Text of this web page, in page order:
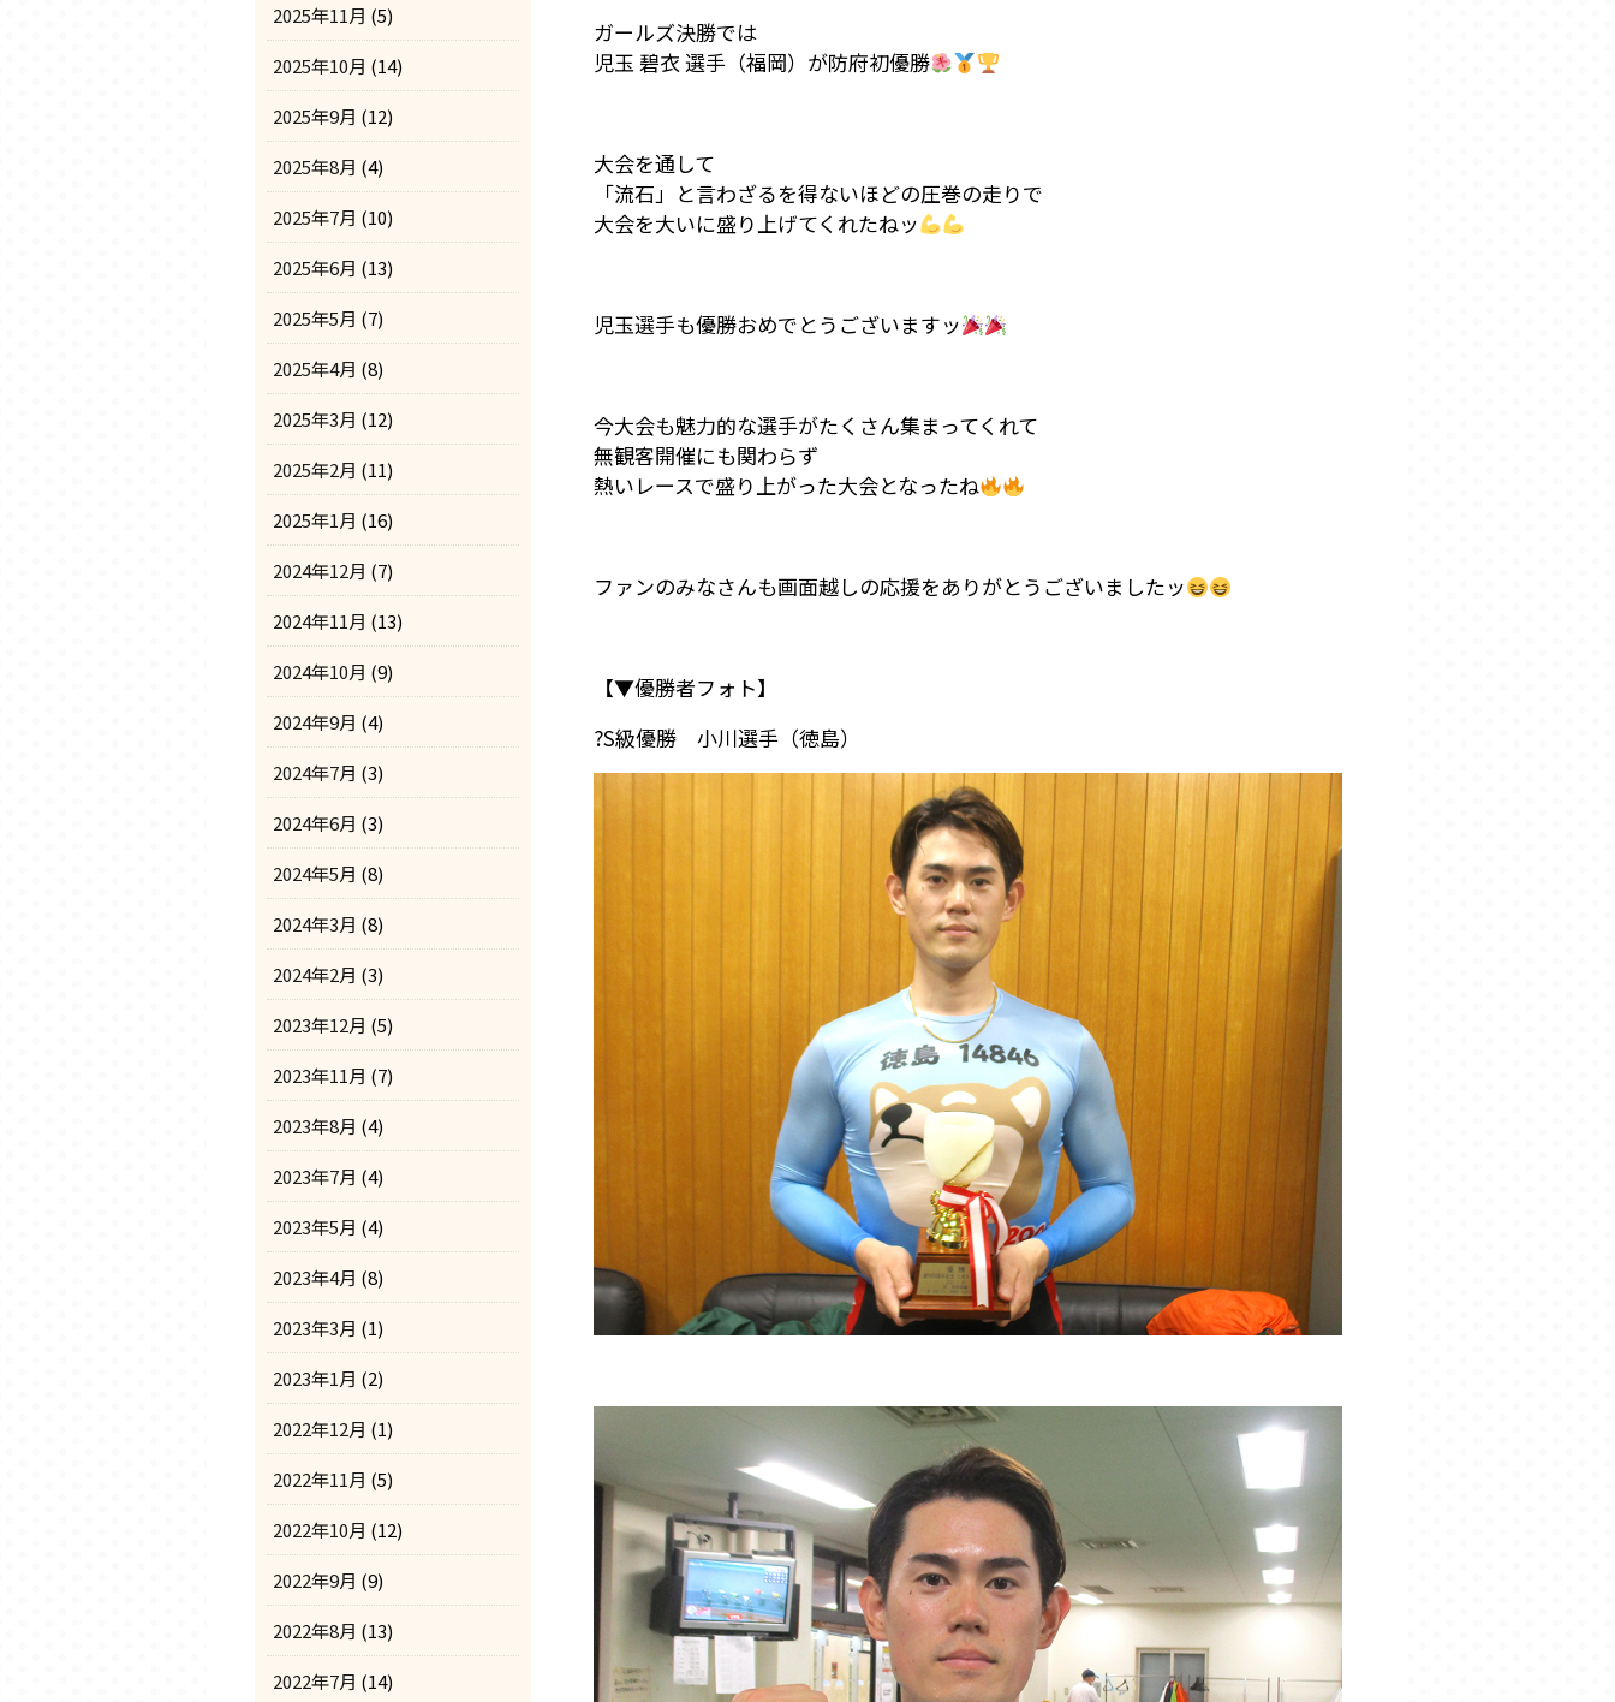
2025年11月 (5)
2025年10月 (14)
2025年9月 (12)
2025年8月 (4)
2025年7月 (10)
2025年6月 (13)
2025年5月 (7)
2025年4月 (8)
2025年3月 (12)
2025年2月 (11)
2025年1月 (16)
2024年12月 (7)
2024年11月 (13)
2024年10月 (9)
2024年9月 (4)
2024年7月 (3)
2024年6月 (3)
2024年5月 (8)
2024年3月 (8)
2024年2月 (3)
2023年12月 (5)
2023年11月 (7)
2023年8月 (4)
2023年7月 (4)
2023年5月 (4)
2023年4月 (8)
2023年3月 (1)
2023年1月 (2)
2022年12月 (1)
2022年11月 (5)
2022年10月 (12)
2022年9月 (9)
2022年8月 (13)
2022年7月 (14)
ガールズ決勝では
児玉 碧衣 選手（福岡）が防府初優勝
大会を通して
「流石」と言わざるを得ないほどの圧巻の走りで
大会を大いに盛り上げてくれたねッ
児玉選手も優勝おめでとうございますッ
今大会も魅力的な選手がたくさん集まってくれて
無観客開催にも関わらず
熱いレースで盛り上がった大会となったね
ファンのみなさんも画面越しの応援をありがとうございましたッ
【▼優勝者フォト】
?S級優勝 小川選手（徳島）